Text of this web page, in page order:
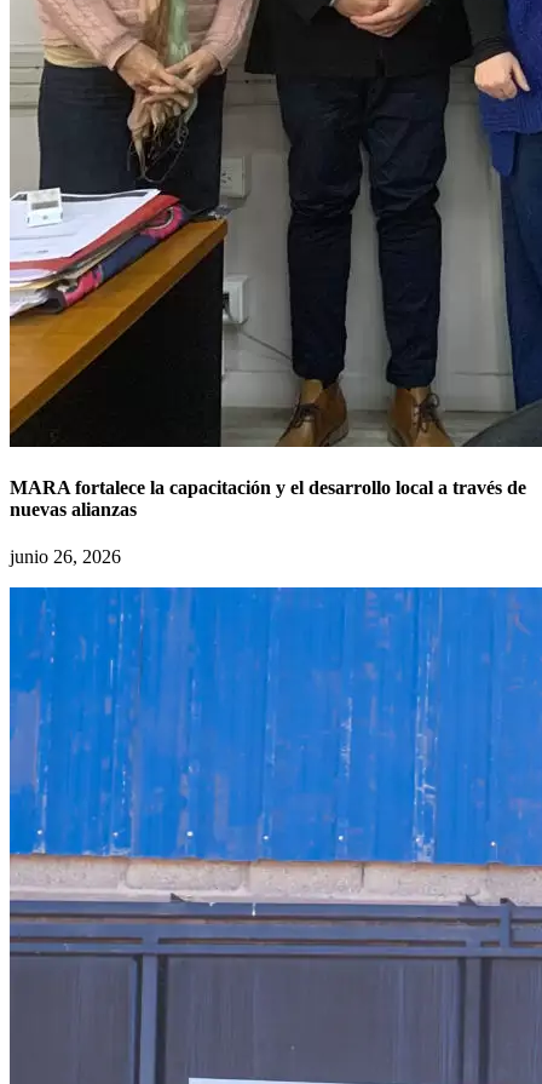
MARA fortalece la capacitación y el desarrollo local a través de
nuevas alianzas
junio 26, 2026